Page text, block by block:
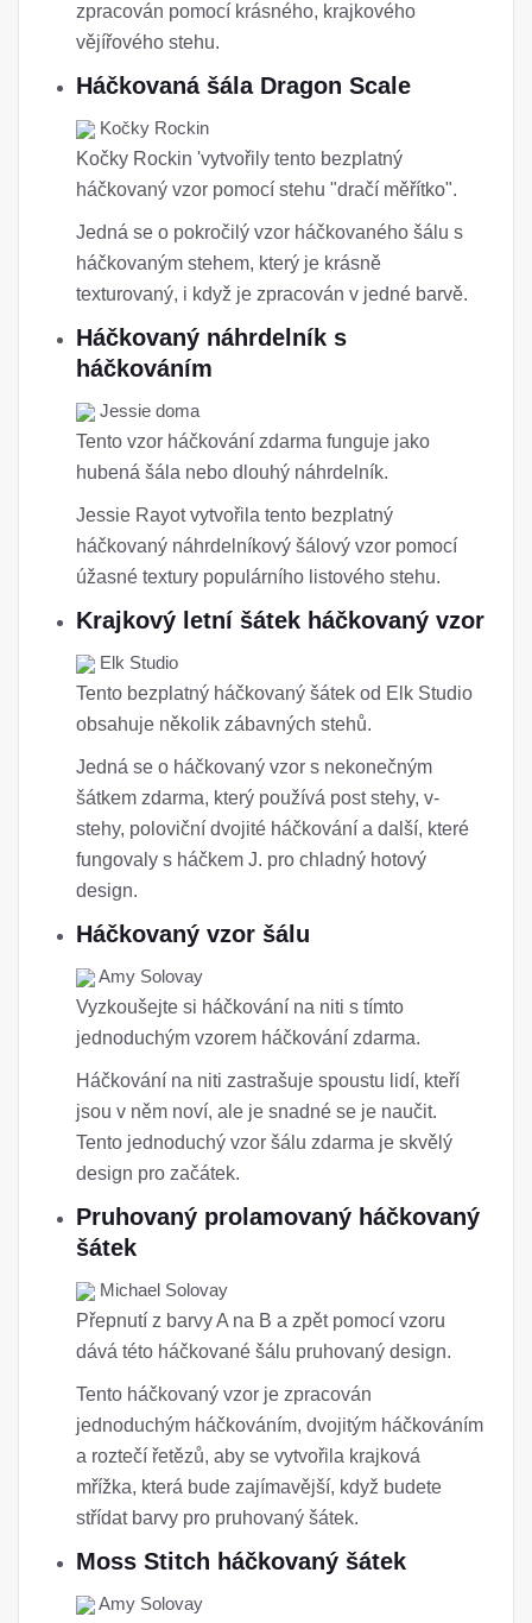
zpracován pomocí krásného, ​​krajkového
vějířového stehu.
Háčkovaná šála Dragon Scale
Kočky Rockin
Kočky Rockin 'vytvořily tento bezplatný
háčkovaný vzor pomocí stehu "dračí měřítko".
Jedná se o pokročilý vzor háčkovaného šálu s
háčkovaným stehem, který je krásně
texturovaný, i když je zpracován v jedné barvě.
Háčkovaný náhrdelník s
háčkováním
Jessie doma
Tento vzor háčkování zdarma funguje jako
hubená šála nebo dlouhý náhrdelník.
Jessie Rayot vytvořila tento bezplatný
háčkovaný náhrdelníkový šálový vzor pomocí
úžasné textury populárního listového stehu.
Krajkový letní šátek háčkovaný vzor
Elk Studio
Tento bezplatný háčkovaný šátek od Elk Studio
obsahuje několik zábavných stehů.
Jedná se o háčkovaný vzor s nekonečným
šátkem zdarma, který používá post stehy, v-
stehy, poloviční dvojité háčkování a další, které
fungovaly s háčkem J. pro chladný hotový
design.
Háčkovaný vzor šálu
Amy Solovay
Vyzkoušejte si háčkování na niti s tímto
jednoduchým vzorem háčkování zdarma.
Háčkování na niti zastrašuje spoustu lidí, kteří
jsou v něm noví, ale je snadné se je naučit.
Tento jednoduchý vzor šálu zdarma je skvělý
design pro začátek.
Pruhovaný prolamovaný háčkovaný
šátek
Michael Solovay
Přepnutí z barvy A na B a zpět pomocí vzoru
dává této háčkované šálu pruhovaný design.
Tento háčkovaný vzor je zpracován
jednoduchým háčkováním, dvojitým háčkováním
a roztečí řetězů, aby se vytvořila krajková
mřížka, která bude zajímavější, když budete
střídat barvy pro pruhovaný šátek.
Moss Stitch háčkovaný šátek
Amy Solovay